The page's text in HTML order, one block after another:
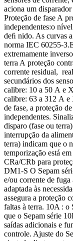
aciona um
Proteção de fase A
independentes:o
deﬁ nido. As curvas
norma IEC 60255-
extremamente
terra A proteção
corrente residual,
secundários dos
calibre: 10 a 50 A e
calibre: 63 a 312 A
de fase, a proteção
independentes.
disparo (fase ou
interrupção da
terra) indicam que o
temporização está
CRa/CRb para
DM1-S O Sepam
e/ou corrente de
adaptada às
assegura a proteção
faltas à terra. 10A : o
que o Sepam série
saídas adicionais e
controle. Ajuste do